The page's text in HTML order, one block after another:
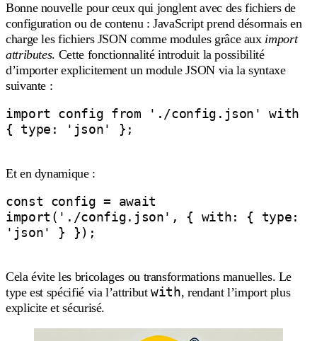
Bonne nouvelle pour ceux qui jonglent avec des fichiers de
configuration ou de contenu : JavaScript prend désormais en
charge les fichiers JSON comme modules grâce aux import
attributes. Cette fonctionnalité introduit la possibilité
d’importer explicitement un module JSON via la syntaxe
suivante :
import config from './config.json' with
{ type: 'json' };
Et en dynamique :
const config = await
import('./config.json', { with: { type:
'json' } });
Cela évite les bricolages ou transformations manuelles. Le
type est spécifié via l’attributwith, rendant l’import plus
explicite et sécurisé.